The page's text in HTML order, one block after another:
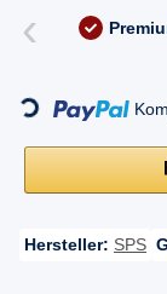
‹
Loading...
Hersteller: SPS